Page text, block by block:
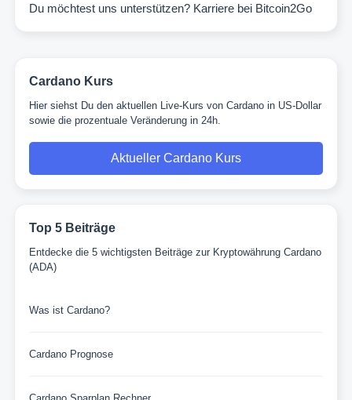
Du möchtest uns unterstützen? Karriere bei Bitcoin2Go
Cardano Kurs
Hier siehst Du den aktuellen Live-Kurs von Cardano in US-Dollar
sowie die prozentuale Veränderung in 24h.
Aktueller Cardano Kurs
Top 5 Beiträge
Entdecke die 5 wichtigsten Beiträge zur Kryptowährung Cardano
(ADA)
Was ist Cardano?
Cardano Prognose